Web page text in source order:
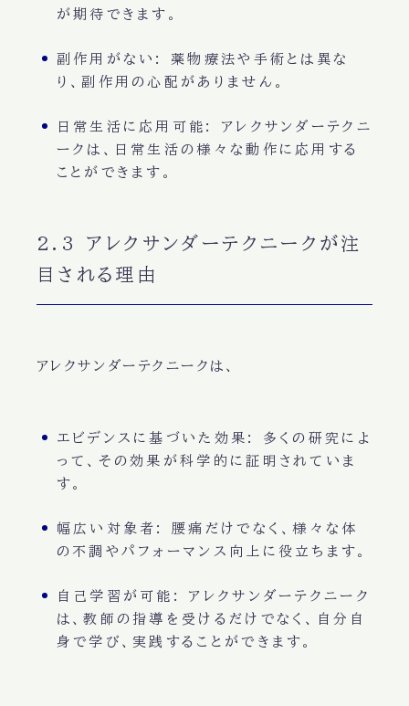
が期待できます。
副作用がない : 薬物療法や手術とは異な
り、副作用の心配がありません。
日常生活に応用可能 : アレクサンダーテクニ
ークは、日常生活の様々な動作に応用する
ことができます。
2.3 アレクサンダーテクニークが注
目される理由
アレクサンダーテクニークは、
エビデンスに基づいた効果 : 多くの研究によ
って、その効果が科学的に証明されていま
す。
幅広い対象者 : 腰痛だけでなく、様々な体
の不調やパフォーマンス向上に役立ちます。
自己学習が可能 : アレクサンダーテクニーク
は、教師の指導を受けるだけでなく、自分自
身で学び、実践することができます。